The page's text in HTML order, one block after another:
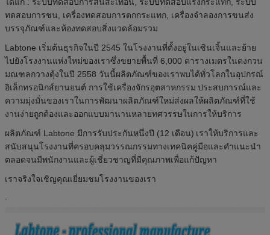
ทดสอบการชน, เครื่องทดสอบการตกกระแทก, เครื่องจำลองการขนส่ง
บรรจุภัณฑ์และห้องทดสอบสิ่งแวดล้อมรวม
Labtone เริ่มต้นธุรกิจในปี 2545 ในโรงงานที่ตั้งอยู่ในเซินเจิ้นและย้าย
ไปยังโรงงานแห่งใหม่ของเราซึ่งขยายพื้นที่ 6,000 ตารางเมตรในตงกวน
มณฑลกวางตุ้งในปี 2558 วันนี้ผลิตภัณฑ์ของเราพบได้ทั่วโลกในอุปกรณ์
อิเล็กทรอนิกส์ยานยนต์ การใช้เครื่องจักรอุตสาหกรรม ประสบการณ์และ
ความมุ่งมั่นของเราในการพัฒนาผลิตภัณฑ์ใหม่ส่งผลให้ผลิตภัณฑ์ที่ใช้
งานง่ายถูกต้องและออกแบบมานานหลายทศวรรษในการให้บริการ
ผลิตภัณฑ์ Labtone มีการรับประกันหนึ่งปี (12 เดือน) เราให้บริการและ
สนับสนุนโรงงานที่ครอบคลุมวรรณกรรมทางเทคนิคคู่มือและคำแนะนำ
ตลอดจนมีพนักงานและผู้เชี่ยวชาญที่มีคุณภาพเพื่อแก้ปัญหา
เราจริงใจเชิญคุณเยี่ยมชมโรงงานของเรา